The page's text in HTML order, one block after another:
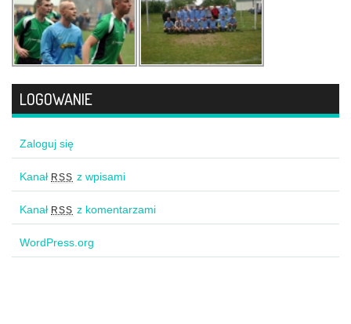
LOGOWANIE
Zaloguj się
Kanał RSS z wpisami
Kanał RSS z komentarzami
WordPress.org